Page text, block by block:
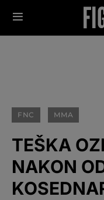
FNC MMA
TEŠKA
NAKON